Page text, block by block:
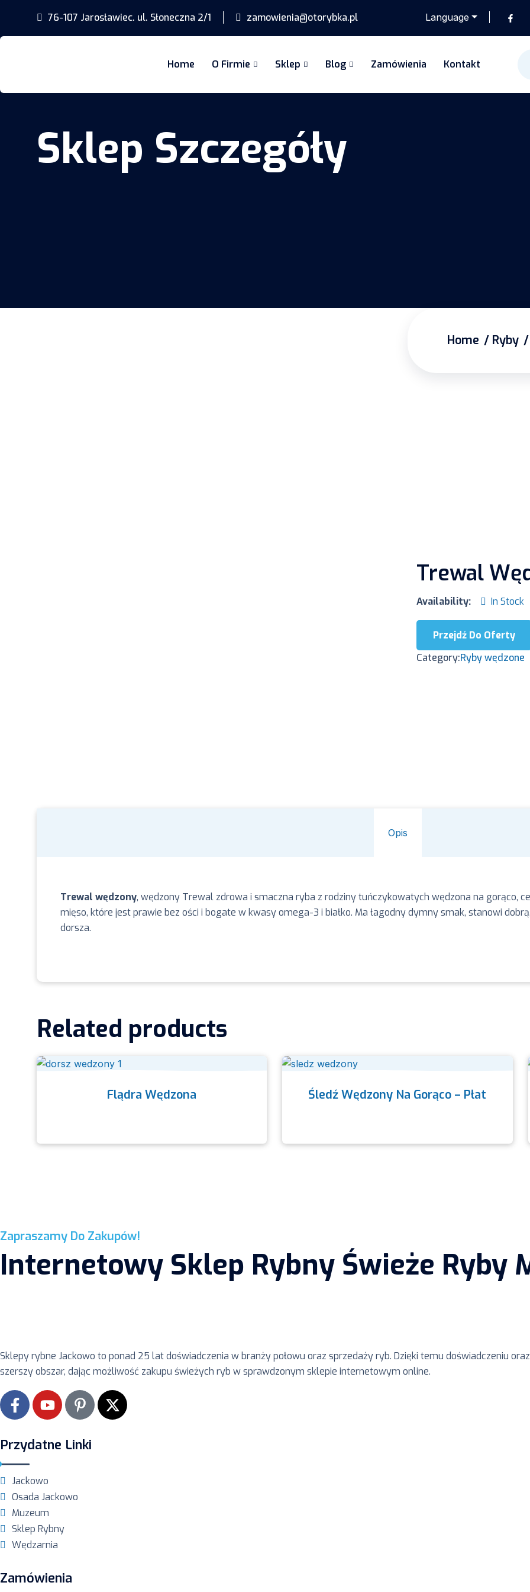
76-107 Jarosławiec. ul. Słoneczna 2/1 zamowienia@otorybka.pl Language
Home O Firmie Sklep Blog Zamówienia Kontakt
Sklep Szczegóły
Home Ryby
Trewal
Availability: In Stock
Przejdź Do Oferty
Category:Ryby wędzone
Opis
Trewal wędzony, wędzony Trewal zdrowa i smaczna ryba z rodziny tuńczykowatych wędzona na gorąco,
mięso, które jest prawie bez ości i bogate w kwasy omega-3 i białko. Ma łagodny dymny smak, stanowi
dorsza.
Related products
Flądra Wędzona Śledź Wędzony Na Gorąco – Płat
Zapraszamy Do Zakupów!
Internetowy Sklep Rybny Świeże Ryby
Sklepy rybne Jackowo to ponad 25 lat doświadczenia w branży połowu oraz sprzedaży ryb. Dzięki temu doświadczeniu
szerszy obszar, dając możliwość zakupu świeżych ryb w sprawdzonym sklepie internetowym online.
Przydatne Linki
Jackowo
Osada Jackowo
Muzeum
Sklep Rybny
Wędzarnia
Zamówienia